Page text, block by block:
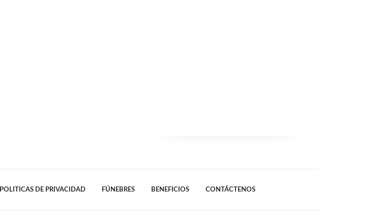
POLITICAS DE PRIVACIDAD FÚNEBRES BENEFICIOS CONTÁCTENOS